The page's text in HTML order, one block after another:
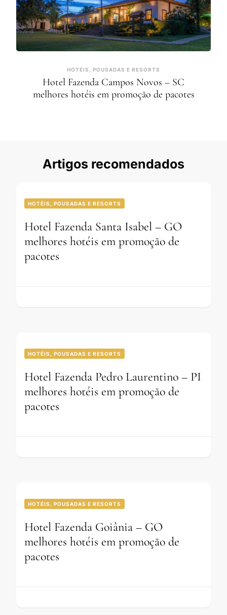
HOTÉIS, POUSADAS E RESORTS
Hotel Fazenda Campos Novos – SC
melhores hotéis em promoção de pacotes
Artigos recomendados
HOTÉIS, POUSADAS E RESORTS
Hotel Fazenda Santa Isabel – GO
melhores hotéis em promoção de
pacotes
HOTÉIS, POUSADAS E RESORTS
Hotel Fazenda Pedro Laurentino – PI
melhores hotéis em promoção de
pacotes
HOTÉIS, POUSADAS E RESORTS
Hotel Fazenda Goiânia – GO
melhores hotéis em promoção de
pacotes